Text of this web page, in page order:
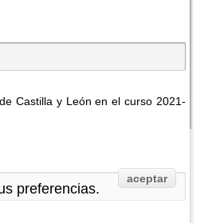
Castilla y León en el curso 2021-
preferencias.
aceptar